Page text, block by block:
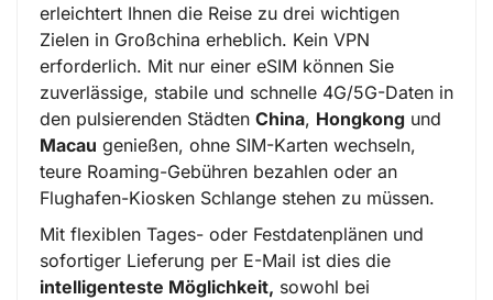
erleichtert Ihnen die Reise zu drei wichtigen
Zielen in Großchina erheblich. Kein VPN
erforderlich. Mit nur einer eSIM können Sie
zuverlässige, stabile und schnelle 4G/5G-Daten in
den pulsierenden Städten China, Hongkong und
Macau genießen, ohne SIM-Karten wechseln,
teure Roaming-Gebühren bezahlen oder an
Flughafen-Kiosken Schlange stehen zu müssen.
Mit flexiblen Tages- oder Festdatenplänen und
sofortiger Lieferung per E-Mail ist dies die
intelligenteste Möglichkeit, sowohl bei